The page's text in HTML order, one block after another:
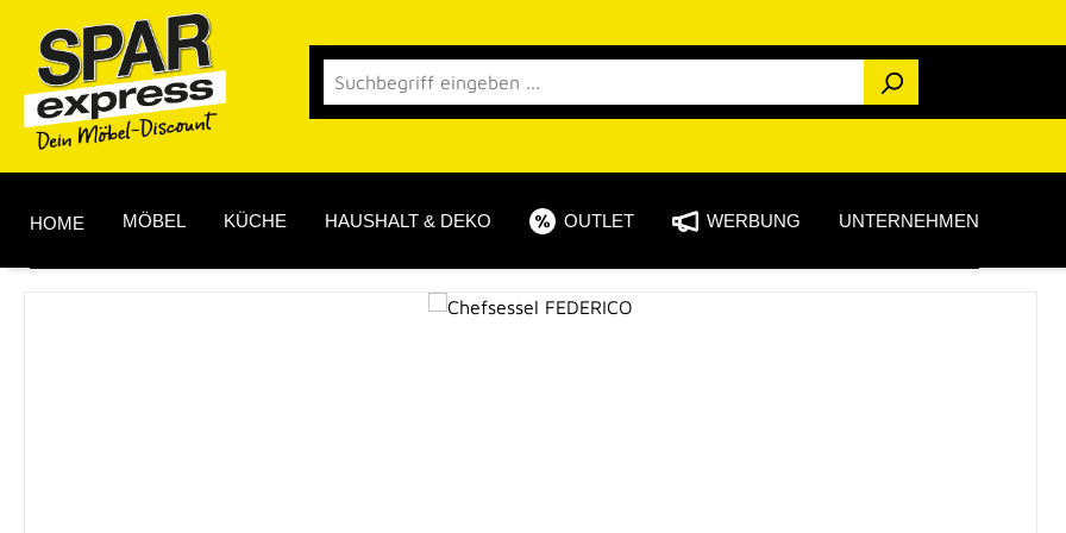
Hauptinhalt springen
Zur Suche springen
Zur Hauptnavigation springen
HOME MÖBEL KÜCHE HAUSHALT & DEKO OUTLET WERBUNG UNTERNEHMEN